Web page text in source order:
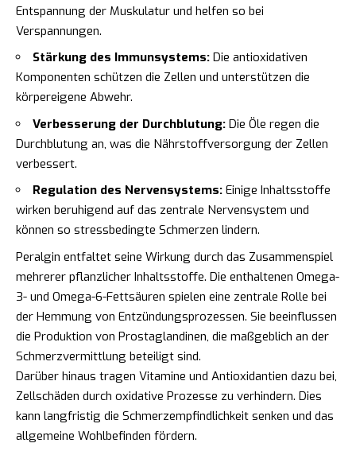
Entspannung der Muskulatur und helfen so bei
Verspannungen.
Stärkung des Immunsystems: Die antioxidativen
Komponenten schützen die Zellen und unterstützen die
körpereigene Abwehr.
Verbesserung der Durchblutung: Die Öle regen die
Durchblutung an, was die Nährstoffversorgung der Zellen
verbessert.
Regulation des Nervensystems: Einige Inhaltsstoffe
wirken beruhigend auf das zentrale Nervensystem und
können so stressbedingte Schmerzen lindern.
Peralgin entfaltet seine Wirkung durch das Zusammenspiel
mehrerer pflanzlicher Inhaltsstoffe. Die enthaltenen Omega-
3- und Omega-6-Fettsäuren spielen eine zentrale Rolle bei
der Hemmung von Entzündungsprozessen. Sie beeinflussen
die Produktion von Prostaglandinen, die maßgeblich an der
Schmerzvermittlung beteiligt sind.
Darüber hinaus tragen Vitamine und Antioxidantien dazu bei,
Zellschäden durch oxidative Prozesse zu verhindern. Dies
kann langfristig die Schmerzempfindlichkeit senken und das
allgemeine Wohlbefinden fördern.